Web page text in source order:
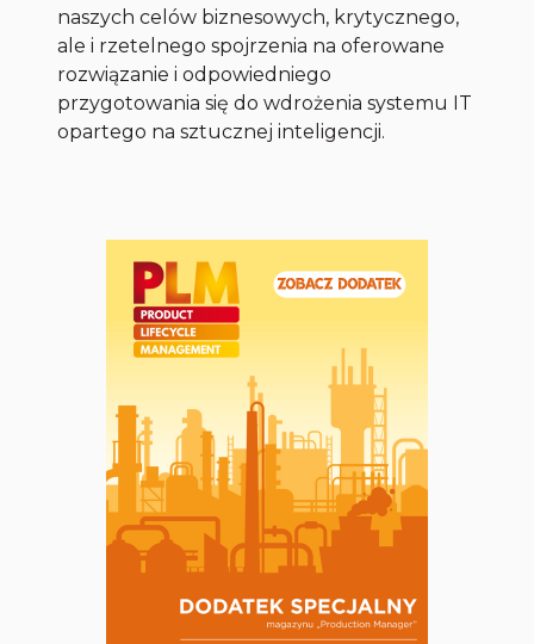
naszych celów biznesowych, krytycznego,
ale i rzetelnego spojrzenia na oferowane
rozwiązanie i odpowiedniego
przygotowania się do wdrożenia systemu IT
opartego na sztucznej inteligencji.